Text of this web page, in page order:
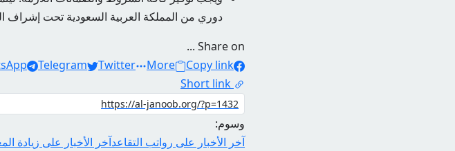
دوري من المملكة العربية السعودية تحت إشراف
Share on ...
Telegram Twitter More
Copy link
Short link
وسوم:
آخر الأخبار على رواتب التقاعدآخر الأخبار على زيادة